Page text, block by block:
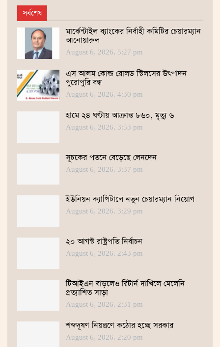
সর্বশেষ
মার্কেন্টাইল ব্যাংকের নির্বাহী কমিটির চেয়ারম্যান
আনোয়ারুল
August 6, 2026, 5:27 pm
এস আলম কোল্ড রোলড স্টিলসের উৎপাদন
পুরোপুরি বন্ধ
August 6, 2026, 4:30 pm
হামে ২৪ ঘণ্টায় আক্রান্ত ৮৬০, মৃত্যু ৬
August 6, 2026, 3:53 pm
সূচকের পতনে বেড়েছে লেনদেন
August 6, 2026, 3:37 pm
ইউনিয়ন ক্যাপিটালে নতুন চেয়ারম্যান নিয়োগ
August 6, 2026, 3:29 pm
২০ আগস্ট রাষ্ট্রপতি নির্বাচন
August 6, 2026, 2:43 pm
টিআইএন বাড়লেও রিটার্ন দাখিলে মেলেনি
প্রত্যাশিত সাড়া
August 6, 2026, 2:31 pm
শব্দদূষণ নিয়ন্ত্রণে কঠোর হচ্ছে সরকার
August 6, 2026, 2:20 pm